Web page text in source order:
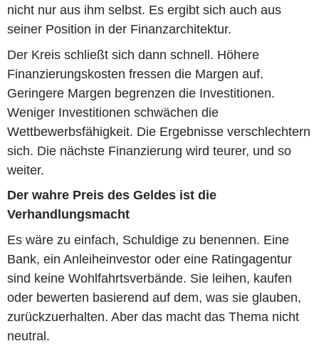
nicht nur aus ihm selbst. Es ergibt sich auch aus
seiner Position in der Finanzarchitektur.
Der Kreis schließt sich dann schnell. Höhere
Finanzierungskosten fressen die Margen auf.
Geringere Margen begrenzen die Investitionen.
Weniger Investitionen schwächen die
Wettbewerbsfähigkeit. Die Ergebnisse verschlechtern
sich. Die nächste Finanzierung wird teurer, und so
weiter.
Der wahre Preis des Geldes ist die
Verhandlungsmacht
Es wäre zu einfach, Schuldige zu benennen. Eine
Bank, ein Anleiheinvestor oder eine Ratingagentur
sind keine Wohlfahrtsverbände. Sie leihen, kaufen
oder bewerten basierend auf dem, was sie glauben,
zurückzuerhalten. Aber das macht das Thema nicht
neutral.